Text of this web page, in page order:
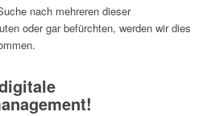
nach mehreren dieser
oder gar befürchten, werden wir dies